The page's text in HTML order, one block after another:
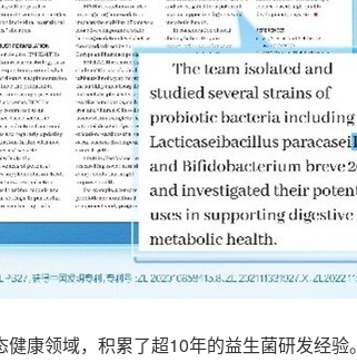
康领域，积累了超10年的益生菌研发经